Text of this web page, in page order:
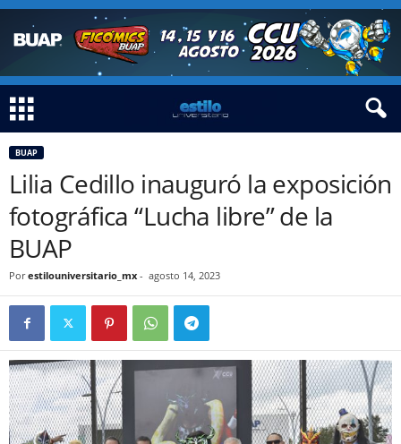
BUAP
Lilia Cedillo inauguró la exposición
fotográfica “Lucha libre” de la
BUAP
Por estilouniversitario_mx - agosto 14, 2023